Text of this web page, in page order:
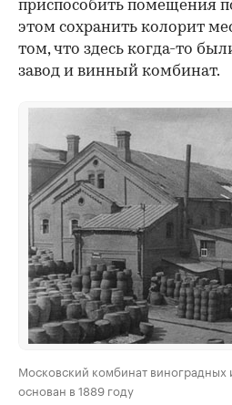
приспособить помещения
этом сохранить колорит
том, что здесь когда-то
завод и винный комбинат.
Московский комбинат виноградных
основан в 1889 году